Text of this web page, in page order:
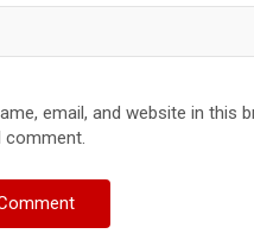
email, and website in this
comment.